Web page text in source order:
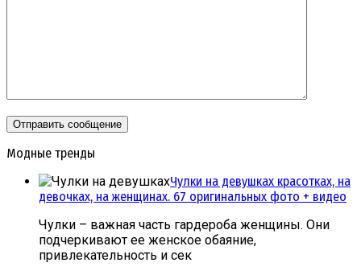
Модные тренды
Чулки на девушках красотках, на
девочках, на женщинах. 67 оригинальных фото + видео
Чулки – важная часть гардероба женщины. Они
подчеркивают ее женское обаяние,
привлекательность и сек